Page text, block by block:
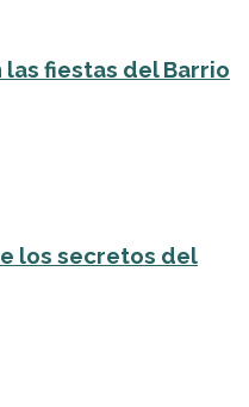
las fiestas del Barrio
los secretos del